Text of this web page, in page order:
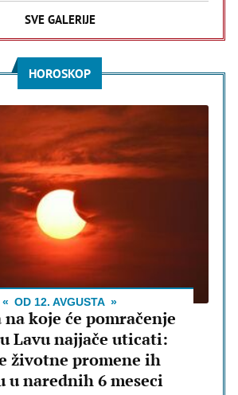
SVE GALERIJE
HOROSKOP
OD 12. AVGUSTA
na koje će pomračenje
Lavu najjače uticati:
životne promene ih
u narednih 6 meseci